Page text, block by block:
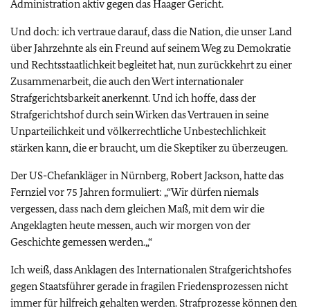
Administration aktiv gegen das Haager Gericht.
Und doch: ich vertraue darauf, dass die Nation, die unser Land
über Jahrzehnte als ein Freund auf seinem Weg zu Demokratie
und Rechtsstaatlichkeit begleitet hat, nun zurückkehrt zu einer
Zusammenarbeit, die auch den Wert internationaler
Strafgerichtsbarkeit anerkennt. Und ich hoffe, dass der
Strafgerichtshof durch sein Wirken das Vertrauen in seine
Unparteilichkeit und völkerrechtliche Unbestechlichkeit
stärken kann, die er braucht, um die Skeptiker zu überzeugen.
Der US-Chefankläger in Nürnberg, Robert Jackson, hatte das
Fernziel vor 75 Jahren formuliert: „“Wir dürfen niemals
vergessen, dass nach dem gleichen Maß, mit dem wir die
Angeklagten heute messen, auch wir morgen von der
Geschichte gemessen werden.„“
Ich weiß, dass Anklagen des Internationalen Strafgerichtshofes
gegen Staatsführer gerade in fragilen Friedensprozessen nicht
immer für hilfreich gehalten werden. Strafprozesse können den